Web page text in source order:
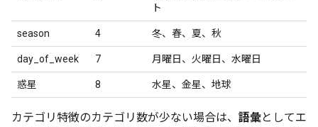
ト
season 4 冬、春、夏、秋
day_of_week 7 月曜日、火曜日、水曜日
惑星 8 水星、金星、地球
カテゴリ特徴のカテゴリ数が少ない場合は、 語彙としてエ